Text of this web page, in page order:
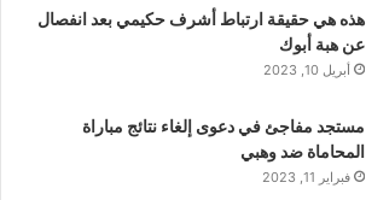
هذه هي حقيقة ارتباط أشرف حكيمي بعد انفصال
عن هبة أبوك
أبريل 10, 2023
مستجد مفاجئ في دعوى إلغاء نتائج مباراة
المحاماة ضد وهبي
فبراير 11, 2023